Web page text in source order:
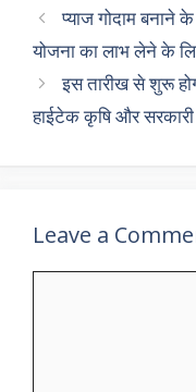
p k
प्याज गोदाम बनाने
योजना का लाभ लेने के
इस तारीख से शुरू
हाईटेक कृषि और
Leave a